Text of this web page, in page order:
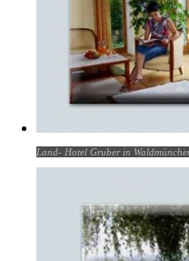
Land- Hotel Gruber in